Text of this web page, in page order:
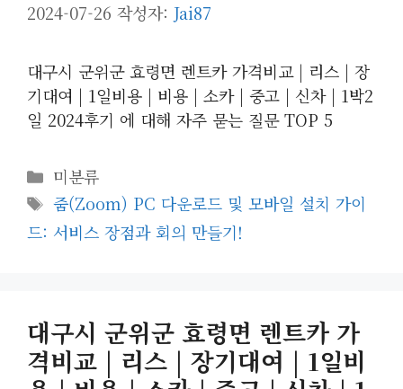
2024-07-26 작성자: Jai87
대구시 군위군 효령면 렌트카 가격비교 | 리스 | 장
기대여 | 1일비용 | 비용 | 소카 | 중고 | 신차 | 1박2
일 2024후기 에 대해 자주 묻는 질문 TOP 5
카
테
고
리
미분류
태
그
줌(Zoom) PC 다운로드 및 모바일 설치 가이
드: 서비스 장점과 회의 만들기!
대구시 군위군 효령면 렌트카 가
격비교 | 리스 | 장기대여 | 1일비